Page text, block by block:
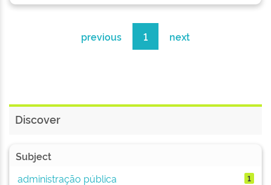
previous 1 next
Discover
Subject
administração pública
1